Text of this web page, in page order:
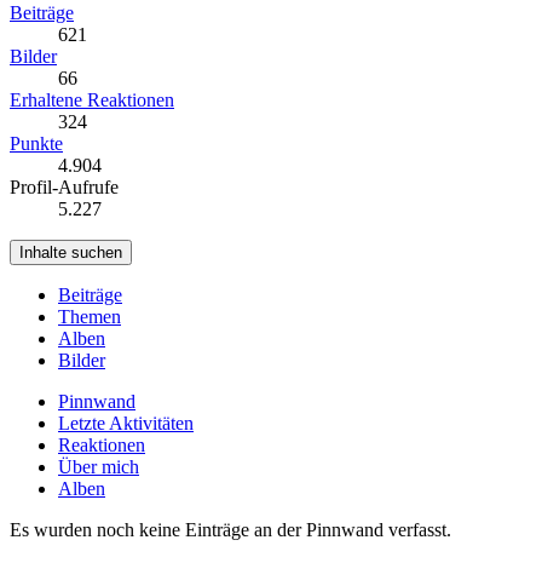
Beiträge
621
Bilder
66
Erhaltene Reaktionen
324
Punkte
4.904
Profil-Aufrufe
5.227
Inhalte suchen
Beiträge
Themen
Alben
Bilder
Pinnwand
Letzte Aktivitäten
Reaktionen
Über mich
Alben
Es wurden noch keine Einträge an der Pinnwand verfasst.